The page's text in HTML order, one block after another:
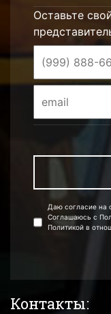
Оставьте
Даю согласие на
Соглашаюсь с
Политикой в
Контакты: